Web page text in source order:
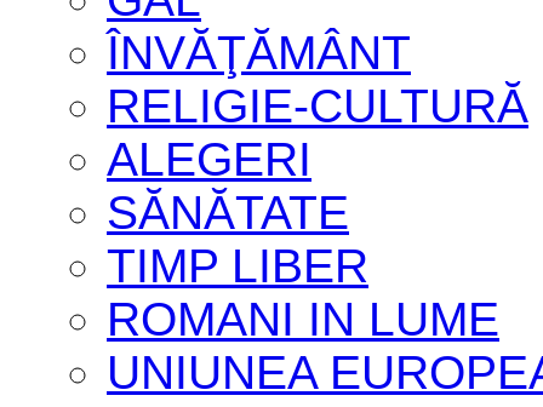
ÎNVĂŢĂMÂNT
RELIGIE-CULTURĂ
ALEGERI
SĂNĂTATE
TIMP LIBER
ROMANI IN LUME
UNIUNEA